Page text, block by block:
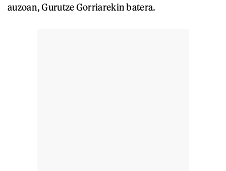
auzoan, Gurutze Gorriarekin batera.